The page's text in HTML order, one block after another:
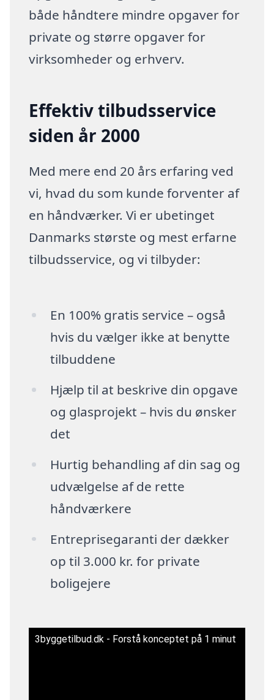
både håndtere mindre opgaver for
private og større opgaver for
virksomheder og erhverv.
Effektiv tilbudsservice
siden år 2000
Med mere end 20 års erfaring ved
vi, hvad du som kunde forventer af
en håndværker. Vi er ubetinget
Danmarks største og mest erfarne
tilbudsservice, og vi tilbyder:
En 100% gratis service – også
hvis du vælger ikke at benytte
tilbuddene
Hjælp til at beskrive din opgave
og glasprojekt – hvis du ønsker
det
Hurtig behandling af din sag og
udvælgelse af de rette
håndværkere
Entreprisegaranti der dækker
op til 3.000 kr. for private
boligejere
3byggetilbud.dk - Forstå konceptet på 1 minut